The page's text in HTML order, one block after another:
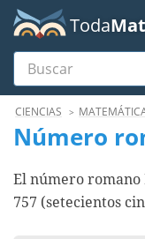
Toda
Buscar
MenúCIENCIAS
Número
El número romano
757 (setecientos